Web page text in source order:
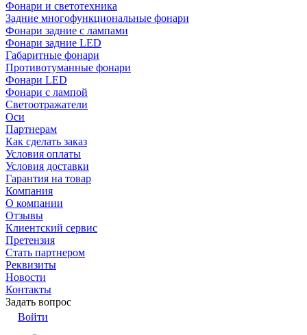
Фонари и светотехника
Задние многофункциональные фонари
Фонари задние с лампами
Фонари задние LED
Габаритные фонари
Противотуманные фонари
Фонари LED
Фонари с лампой
Светоотражатели
Оси
Партнерам
Как сделать заказ
Условия оплаты
Условия доставки
Гарантия на товар
Компания
О компании
Отзывы
Клиентский сервис
Претензия
Стать партнером
Реквизиты
Новости
Контакты
Задать вопрос
Войти